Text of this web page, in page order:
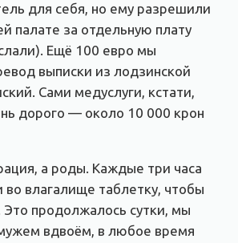
для себя, но ему разрешили
палате за отдельную плату
Ещё 100 евро мы
выписки из лодзинской
Сами медуслуги, кстати,
дорого — около 10 000 крон
а роды. Каждые три часа
во влагалище таблетку, чтобы
Это продолжалось сутки, мы
вдвоём, в любое время